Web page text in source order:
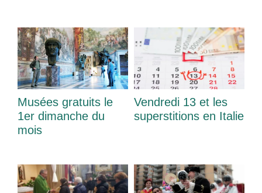
Musées gratuits le
1er dimanche du
mois
Vendredi 13 et les
superstitions en Italie